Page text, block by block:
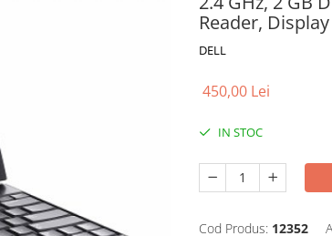
Reader,
DELL
450,00 Lei
IN STOC
Cod Produs: 12352